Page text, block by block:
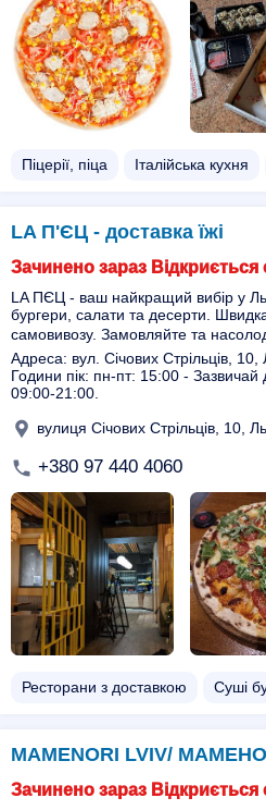
Піцерії, піца Італійська кухня
LA П'ЄЦ - доставка їжі
Зачинено зараз Відкриється
LA ПЄЦ - ваш найкращий вибір у
бургери, салати та десерти.
самовивозу. Замовляйте та
Адреса: вул. Січових Стрільців,
Години пік: пн-пт: 15:00 -
09:00-21:00.
вулиця Січових Стрільців, 10,
+380 97 440 4060
Ресторани з доставкою Суші
MAMENORI LVIV/
Зачинено зараз Відкриється